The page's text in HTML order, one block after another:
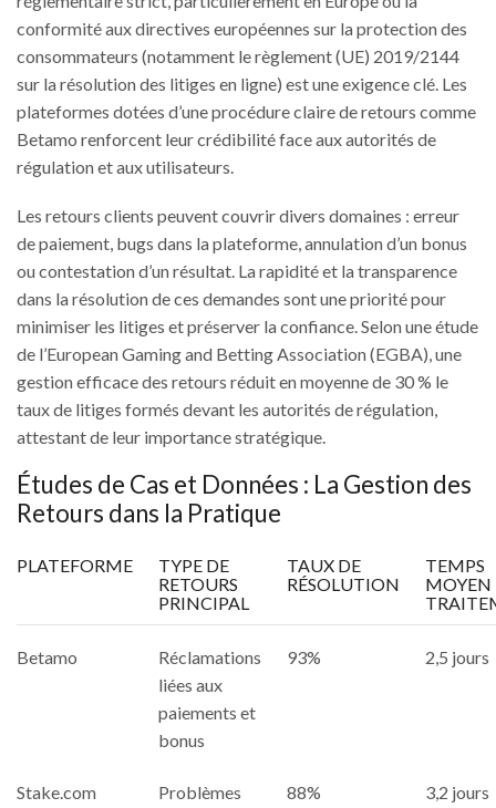
conformité aux directives européennes sur la protection des
consommateurs (notamment le règlement (UE) 2019/2144
sur la résolution des litiges en ligne) est une exigence clé. Les
plateformes dotées d’une procédure claire de retours comme
Betamo renforcent leur crédibilité face aux autorités de
régulation et aux utilisateurs.
Les retours clients peuvent couvrir divers domaines : erreur
de paiement, bugs dans la plateforme, annulation d’un bonus
ou contestation d’un résultat. La rapidité et la transparence
dans la résolution de ces demandes sont une priorité pour
minimiser les litiges et préserver la confiance. Selon une étude
de l’European Gaming and Betting Association (EGBA), une
gestion efficace des retours réduit en moyenne de 30 % le
taux de litiges formés devant les autorités de régulation,
attestant de leur importance stratégique.
Études de Cas et Données : La Gestion des
Retours dans la Pratique
PLATEFORME
TYPE DE
RETOURS
PRINCIPAL
TAUX DE
RÉSOLUTION
TEMPS
MOYEN
Betamo
Réclamations
liées aux
paiements et
bonus
93% 2,5 jours
Stake.com
Problèmes
88% 3,2 jours